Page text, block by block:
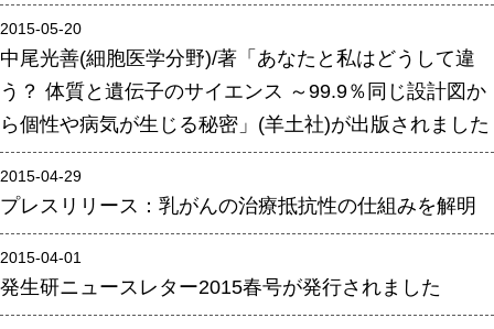
損傷修復分野
多能性幹細胞分野
組織幹細胞分野
幹細胞誘導分野
胎盤発生分野
腎臓発生分野
生殖発生分野
2015-05-20
中尾光善(細胞医学分野)/著「あなたと私はどうして違
う？ 体質と遺伝子のサイエンス ～99.9％同じ設計図か
ら個性や病気が生じる秘密」(羊土社)が出版されました
2015-04-29
プレスリリース：乳がんの治療抵抗性の仕組みを解明
2015-04-01
発生研ニュースレター2015春号が発行されました